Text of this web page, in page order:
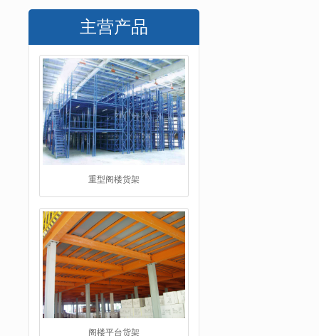
主营产品
重型阁楼货架
阁楼平台货架